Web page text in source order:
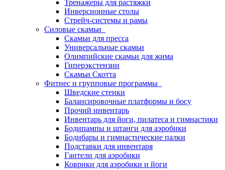
Тренажеры для растяжки
Инверсионные столы
Стрейч-системы и рамы
Силовые скамьи
Скамьи для пресса
Универсальные скамьи
Олимпийские скамьи для жима
Гиперэкстензии
Скамьи Скотта
Фитнес и групповые программы
Шведские стенки
Балансировочные платформы и босу
Прочий инвентарь
Инвентарь для йоги, пилатеса и гимнастики
Бодипампы и штанги для аэробики
Бодибары и гимнастические палки
Подставки для инвентаря
Гантели для аэробики
Коврики для аэробики и йоги